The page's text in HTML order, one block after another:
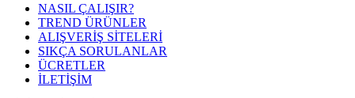
NASIL ÇALIŞIR?
TREND ÜRÜNLER
ALIŞVERİŞ SİTELERİ
SIKÇA SORULANLAR
ÜCRETLER
İLETİŞİM